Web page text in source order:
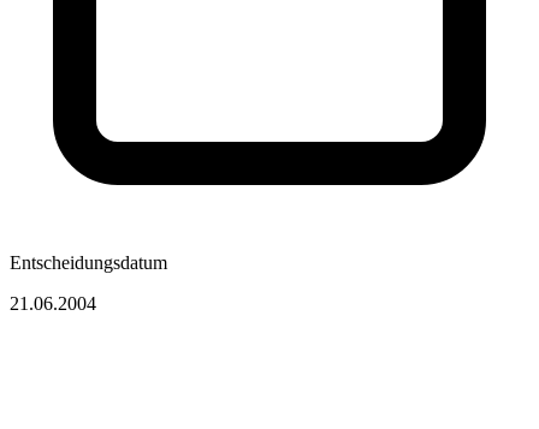
Entscheidungsdatum
21.06.2004